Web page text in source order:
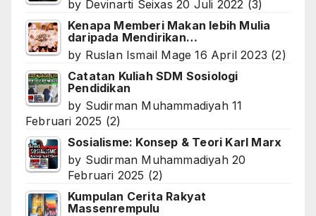
by Devinarti Seixas 20 Juli 2022 (3)
Kenapa Memberi Makan lebih Mulia
daripada Mendirikan…
by Ruslan Ismail Mage 16 April 2023 (2)
Catatan Kuliah SDM Sosiologi
Pendidikan
by Sudirman Muhammadiyah 11
Februari 2025 (2)
Sosialisme: Konsep & Teori Karl Marx
by Sudirman Muhammadiyah 20
Februari 2025 (2)
Kumpulan Cerita Rakyat
Massenrempulu